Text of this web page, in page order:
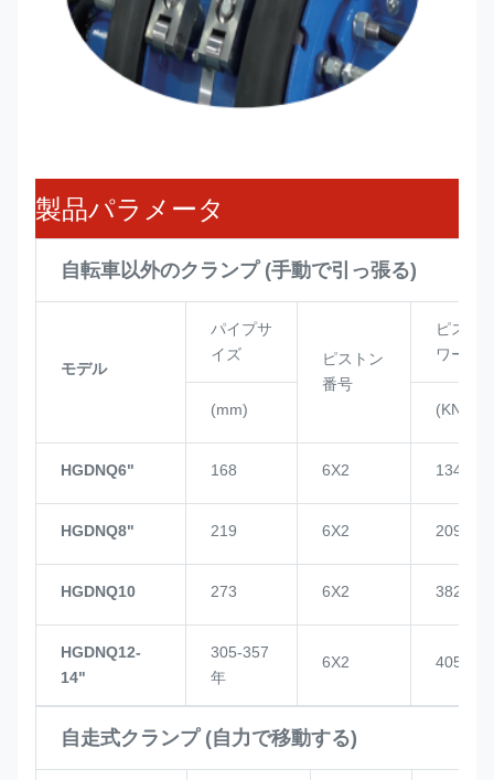
製品パラメータ
自転車以外のクランプ (手動で引っ張る)
モデル
パイプサ
イズ
ピストン
番号
ピスト
ワー
(mm) (KN)
HGDNQ6" 168 6X2 134
HGDNQ8" 219 6X2 209
HGDNQ10 273 6X2 382
HGDNQ12-
14"
305-357
年
6X2 405
自走式クランプ (自力で移動する)